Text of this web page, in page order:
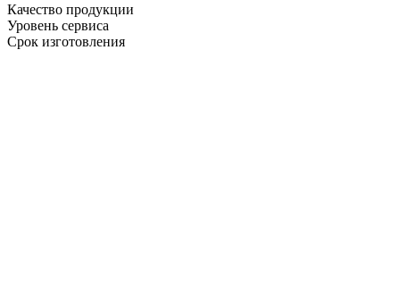
Качество продукции
Уровень сервиса
Срок изготовления